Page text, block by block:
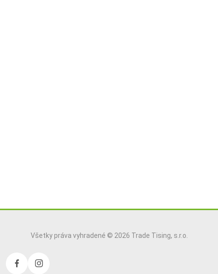
Všetky práva vyhradené © 2026 Trade Tising, s.r.o.